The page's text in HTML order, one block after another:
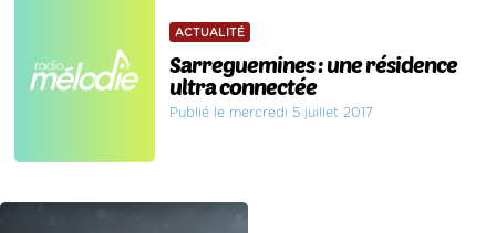
ACTUALITÉ
Sarreguemines : une résidence
ultra connectée
Publié le mercredi 5 juillet 2017